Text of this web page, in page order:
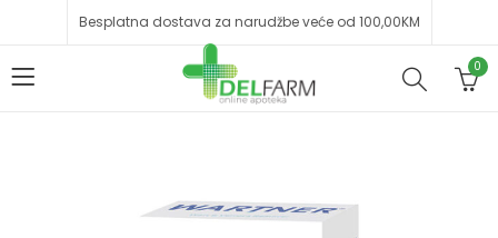
Besplatna dostava za narudžbe veće od 100,00KM
0